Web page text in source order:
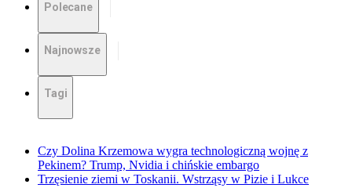
Polecane
Najnowsze
Tagi
Czy Dolina Krzemowa wygra technologiczną wojnę z
Pekinem? Trump, Nvidia i chińskie embargo
Trzęsienie ziemi w Toskanii. Wstrząsy w Pizie i Lukce